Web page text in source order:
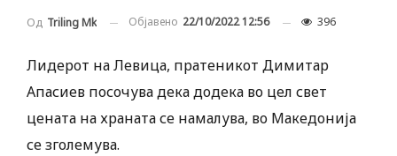
Од Triling Mk Објавено 22/10/2022 12:56 396
Лидерот на Левица, пратеникот Димитар
Апасиев посочува дека додека во цел свет
цената на храната се намалува, во Македонија
се зголемува.